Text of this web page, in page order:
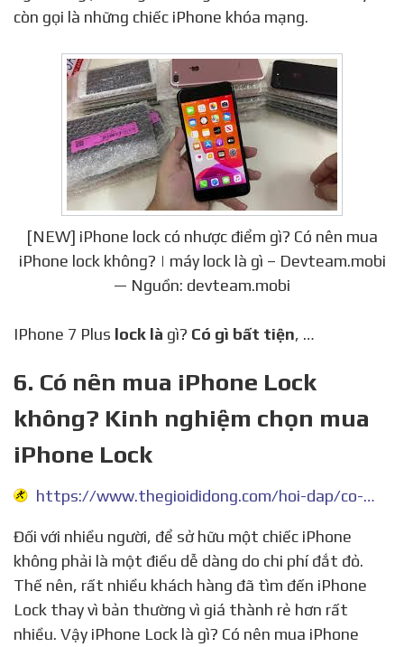
còn gọi là những chiếc iPhone khóa mạng.
[NEW] iPhone lock có nhược điểm gì? Có nên mua
iPhone lock không? | máy lock là gì – Devteam.mobi
— Nguồn: devteam.mobi
IPhone 7 Plus lock là gì? Có gì bất tiện, …
6. Có nên mua iPhone Lock
không? Kinh nghiệm chọn mua
iPhone Lock
https://www.thegioididong.com/hoi-dap/co-nen-su-dung-iphone-ban-lock-nhat-726399
Đối với nhiều người, để sở hữu một chiếc iPhone
không phải là một điều dễ dàng do chi phí đắt đỏ.
Thế nên, rất nhiều khách hàng đã tìm đến iPhone
Lock thay vì bản thường vì giá thành rẻ hơn rất
nhiều. Vậy iPhone Lock là gì? Có nên mua iPhone